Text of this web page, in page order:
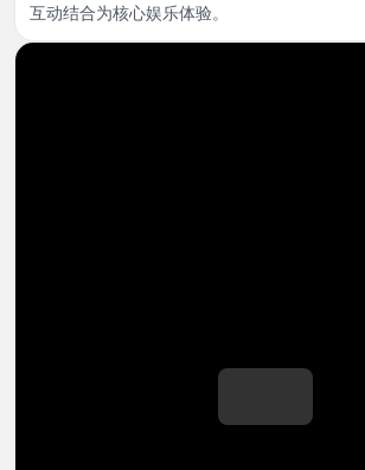
互动结合为核心娱乐体验。